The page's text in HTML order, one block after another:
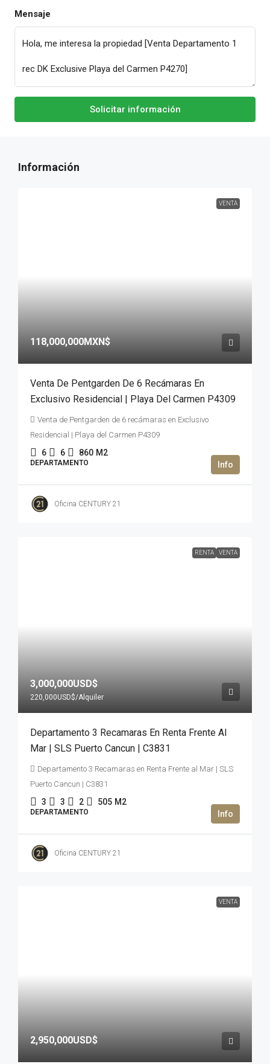
Mensaje
Solicitar información
VENTA
118,000,000MXN$
Venta De Pentgarden De 6 Recámaras En
Exclusivo Residencial | Playa Del Carmen P4309
Venta de Pentgarden de 6 recámaras en Exclusivo
Residencial | Playa del Carmen P4309
6 6 860 M2
DEPARTAMENTO
Oficina CENTURY 21
RENTA VENTA
3,000,000USD$
220,000USD$/Alquiler
Departamento 3 Recamaras En Renta Frente Al
Mar | SLS Puerto Cancun | C3831
Departamento 3 Recamaras en Renta Frente al Mar | SLS
Puerto Cancun | C3831
3 3 2 505 M2
DEPARTAMENTO
Oficina CENTURY 21
VENTA
2,950,000USD$